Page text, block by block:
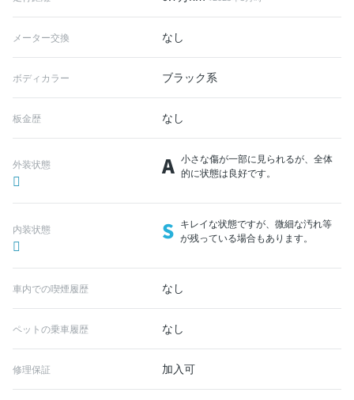
メーター交換 なし
ボディカラー ブラック系
板金歴 なし
外装状態 A 小さな傷が一部に見られるが、全体
的に状態は良好です。
内装状態 S キレイな状態ですが、微細な汚れ等
が残っている場合もあります。
車内での喫煙履歴 なし
ペットの乗車履歴 なし
修理保証 加入可